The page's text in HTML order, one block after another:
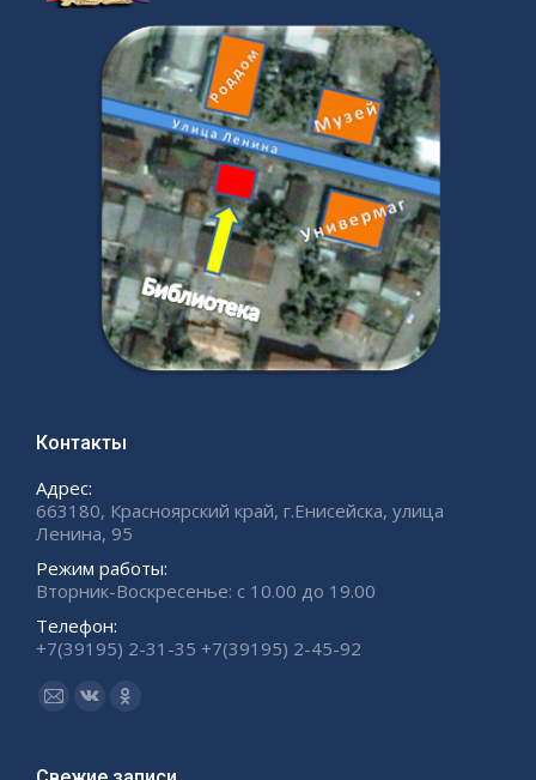
Контакты
Адрес:
663180, Красноярский край, г.Енисейска, улица
Ленина, 95
Режим работы:
Вторник-Воскресенье: с 10.00 до 19.00
Телефон:
+7(39195) 2-31-35 +7(39195) 2-45-92
Ищите нас:
Страница
открывается
Страница
открывается
Страница
открывается